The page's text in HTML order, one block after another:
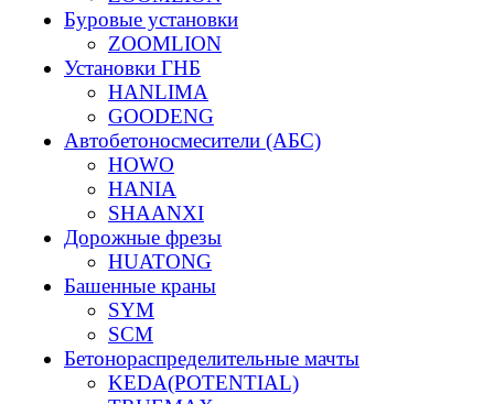
Буровые установки
ZOOMLION
Установки ГНБ
HANLIMA
GOODENG
Автобетоносмесители (АБС)
HOWO
HANIA
SHAANXI
Дорожные фрезы
HUATONG
Башенные краны
SYM
SCM
Бетонораспределительные мачты
KEDA(POTENTIAL)